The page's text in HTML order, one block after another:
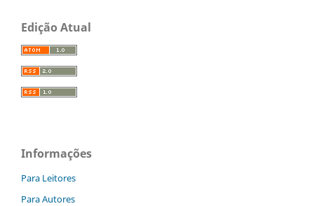
Edição Atual
Informações
Para Leitores
Para Autores